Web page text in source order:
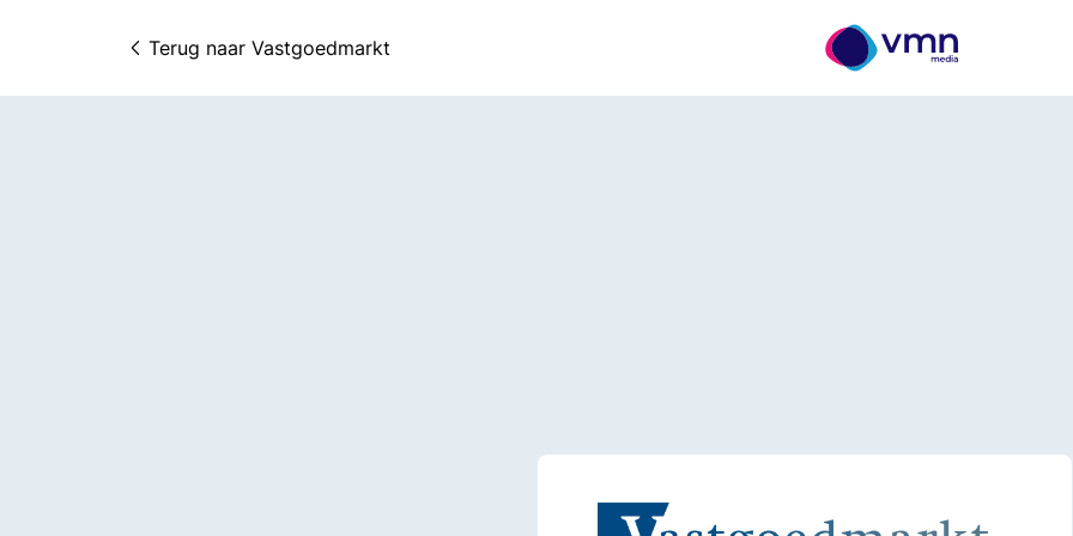
Terug naar Vastgoedmarkt